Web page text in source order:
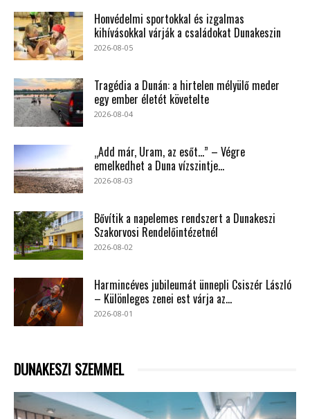
Honvédelmi sportokkal és izgalmas
kihívásokkal várják a családokat Dunakeszin
2026-08-05
Tragédia a Dunán: a hirtelen mélyülő meder
egy ember életét követelte
2026-08-04
„Add már, Uram, az esőt…” – Végre
emelkedhet a Duna vízszintje...
2026-08-03
Bővítik a napelemes rendszert a Dunakeszi
Szakorvosi Rendelőintézetnél
2026-08-02
Harmincéves jubileumát ünnepli Csiszér László
– Különleges zenei est várja az...
2026-08-01
DUNAKESZI SZEMMEL